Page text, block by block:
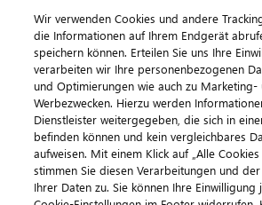
© 2026 DATEV eG
ImpressumDatenschutzAGB
Cookie-Einstellungen
Wir verwenden Cookies und andere
die Informationen auf Ihrem Endgerät
speichern können. Erteilen Sie uns Ihre
verarbeiten wir Ihre personenbezogenen
und Optimierungen wie auch zu Marketing-
Werbezwecken. Hierzu werden
Dienstleister weitergegeben, die sich in
befinden können und kein vergleichbares
aufweisen. Mit einem Klick auf „Alle
stimmen Sie diesen Verarbeitungen und
Ihrer Daten zu. Sie können Ihre